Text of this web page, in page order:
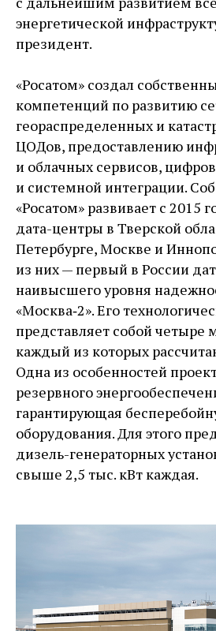
энергетической
президент.
«Росатом» создал
компетенций по развитию
геораспределенных и
ЦОДов, предоставлению
и облачных сервисов,
и системной интеграции.
«Росатом» развивает с 2015
дата-центры в Тверской
Петербурге, Москве и
из них — первый в России
наивысшего уровня
«Москва‑2». Его
представляет собой четыре
каждый из которых
Одна из особенностей
резервного
гарантирующая
оборудования. Для этого
дизель-генераторных
свыше 2,5 тыс. кВт каждая.